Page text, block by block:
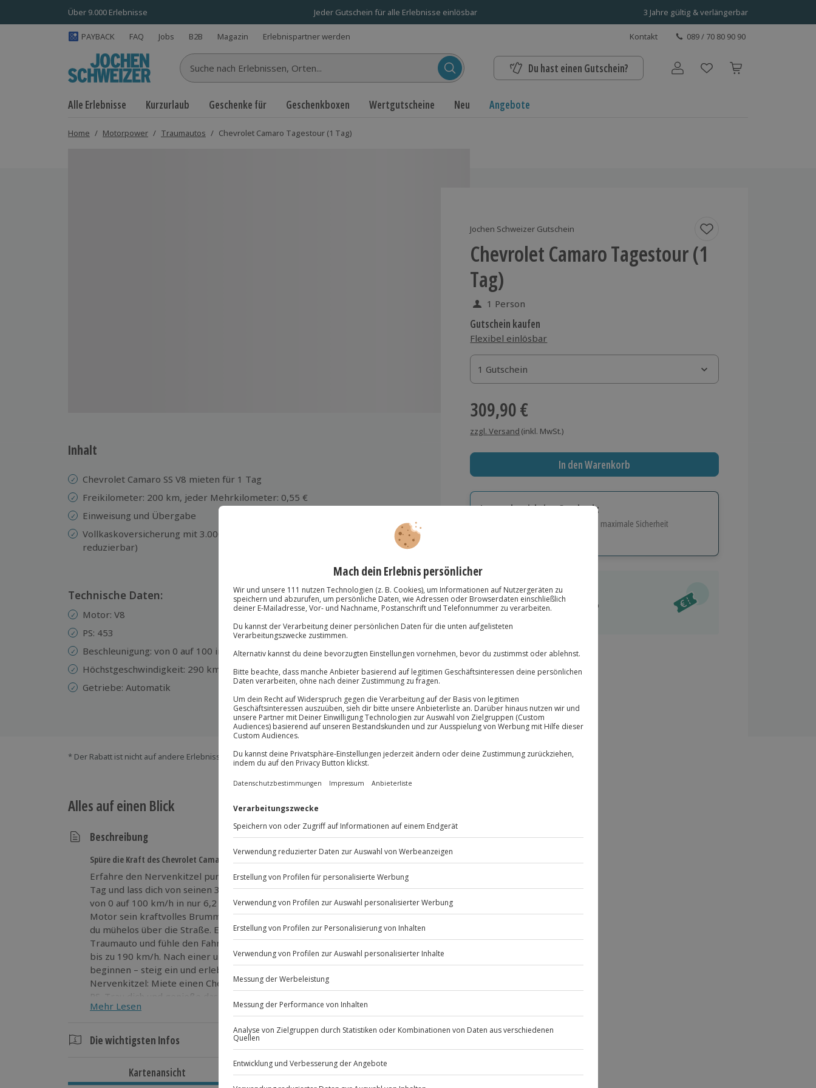
Über 9.000 Erlebnisse Jeder Gutschein für alle Erlebnisse einlösbar 3 Jahre gültig & verlängerbar
PAYBACK FAQ Jobs B2B Magazin Erlebnispartner werden Kontakt 089 / 70 80 90 90
Suche nach Erlebnissen... Du hast einen Gutschein? Benutzerkonto
Alle Erlebnisse Kurzurlaub Geschenke für Geschenkboxen Wertgutscheine Neu Angebote
Home / Motorpower / Traumautos / Chevrolet Camaro Tagestour (1 Tag)
Jochen Schweizer Gutschein
Chevrolet Camaro Tagestour (1
Tag)
1 Person
Gutschein kaufen
Flexibel einlösbar
1 Gutschein
1 Gutschein
1 Gutschein
309,90 €
zzgl. Versand (inkl. MwSt.)
In den Warenkorb
Immer das richtige Geschenk:
Große Auswahl, volle Flexibilität und maximale Sicherheit
Jeder Gutschein für alle Erlebnisse einlösbar.
Maximale Sicherheit
-15%* Club Deal verfügbar
Direktabzug im Warenkorb
Du erhältst 154°P
Inhalt
Chevrolet Camaro SS V8 mieten für 1 Tag
Freikilometer: 200 km, jeder Mehrkilometer: 0,55 €
Einweisung und Übergabe
Vollkaskoversicherung mit 3.000,00 € Selbstbeteiligung (durch Zuzahlung
reduzierbar)
Technische Daten:
Motor: V8
PS: 453
Beschleunigung: von 0 auf 100 in 4,4 Sekunden
Höchstgeschwindigkeit: 290 km/h
Getriebe: Automatik
* Der Rabatt ist nicht auf andere Erlebnisse bei der Einlösung übertragbar. Details
Alles auf einen Blick
Beschreibung
Spüre die Kraft des Chevrolet Camaro!
Erfahre den Nervenkitzel pur: Miete einen Chevrolet Camaro RS V6 für 1
Tag und lass dich von seinen 325 PS mitreißen. Spüre die Beschleunigung
von 0 auf 100 km/h in nur 6,2 Sekunden und genieße das Gefühl, wenn der
Motor sein kraftvolles Brummen entfaltet. Mit Automatikgetriebe gleitest
du mühelos über die Straße. Entdecke neue Horizonte mit deinem
Traumauto und fühle den Fahrtwind bei einer Höchstgeschwindigkeit von
bis zu 190 km/h. Nach einer umfassenden Einweisung kann das Abenteuer
beginnen – steig ein und erlebe Freiheit pur! Erlebe den ultimativen
Nervenkitzel: Miete einen Chevrolet Camaro und spüre die Kraft der 325
PS. Trau dich und genieße das Abenteuer!
Mehr Lesen
Die wichtigsten Infos
Gesamtdauer: 1 Tag
Kartenansicht Listenansicht